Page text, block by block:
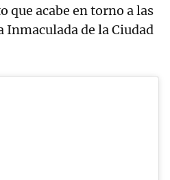
que acabe en torno a las
Inmaculada de la Ciudad